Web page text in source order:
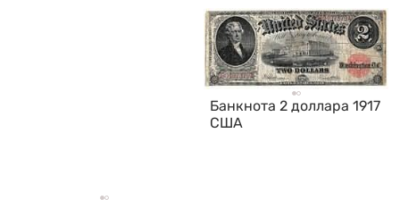
Банкнота 2 доллара 1917
США